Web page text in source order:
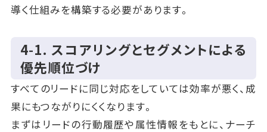
導く仕組みを構築する必要があります。
4‑1. スコアリングとセグメントによる
優先順位づけ
すべてのリードに同じ対応をしていては効率が悪く、成
果にもつながりにくくなります。
まずはリードの行動履歴や属性情報をもとに、ナーチ